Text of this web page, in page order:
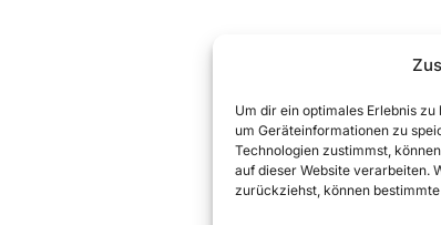
Um dir ein optimales Erlebnis
um Geräteinformationen zu
Technologien zustimmst,
auf dieser Website verarbeiten.
zurückziehst, können
Ein
später